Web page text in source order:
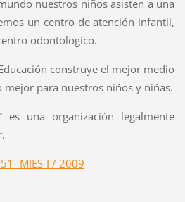
nuestros niños asisten a una
un centro de atención infantil,
odontologico.
construye el mejor medio
para nuestros niños y niñas.
es una organización legalmente
MIES-I / 2009